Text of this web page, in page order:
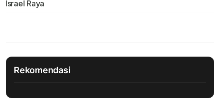
Israel Raya
Rekomendasi